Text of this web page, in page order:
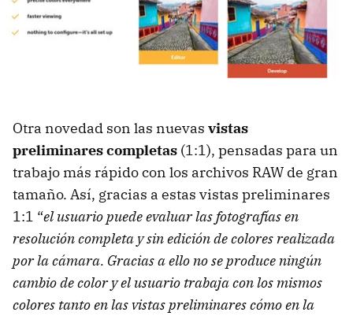
Otra novedad son las nuevas vistas
preliminares completas (1:1), pensadas para un
trabajo más rápido con los archivos RAW de gran
tamaño. Así, gracias a estas vistas preliminares
1:1 “el usuario puede evaluar las fotografías en
resolución completa y sin edición de colores realizada
por la cámara. Gracias a ello no se produce ningún
cambio de color y el usuario trabaja con los mismos
colores tanto en las vistas preliminares cómo en la